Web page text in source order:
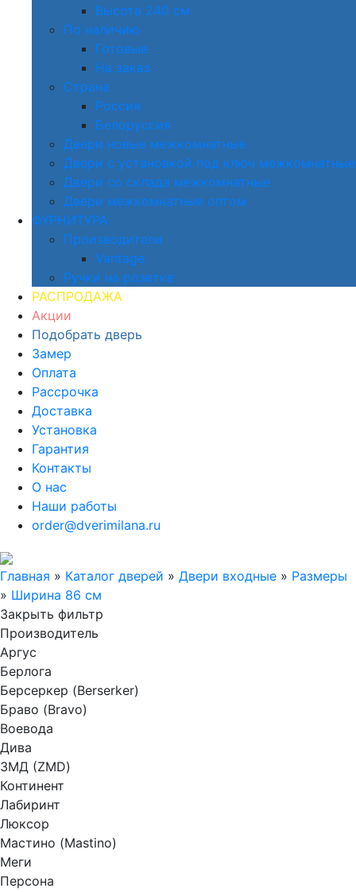
Высота 240 см
По наличию
Готовые
На заказ
Страна
Россия
Белоруссия
Двери новые межкомнатные
Двери с установкой под ключ межкомнатные
Двери со склада межкомнатные
Двери межкомнатные оптом
ФУРНИТУРА
Производители
Vantage
Ручки на розетке
РАСПРОДАЖА
Акции
Подобрать дверь
Замер
Оплата
Рассрочка
Доставка
Установка
Гарантия
Контакты
О нас
Наши работы
order@dverimilana.ru
Главная » Каталог дверей » Двери входные » Размеры
» Ширина 86 см
Закрыть фильтр
Производитель
Аргус
Берлога
Берсеркер (Berserker)
Браво (Bravo)
Воевода
Дива
ЗМД (ZMD)
Континент
Лабиринт
Люксор
Мастино (Mastino)
Меги
Персона